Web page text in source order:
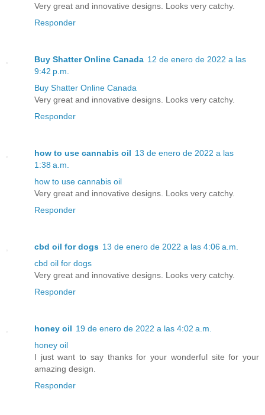
Very great and innovative designs. Looks very catchy.
Responder
Buy Shatter Online Canada 12 de enero de 2022 a las
9:42 p.m.
Buy Shatter Online Canada
Very great and innovative designs. Looks very catchy.
Responder
how to use cannabis oil 13 de enero de 2022 a las
1:38 a.m.
how to use cannabis oil
Very great and innovative designs. Looks very catchy.
Responder
cbd oil for dogs 13 de enero de 2022 a las 4:06 a.m.
cbd oil for dogs
Very great and innovative designs. Looks very catchy.
Responder
honey oil 19 de enero de 2022 a las 4:02 a.m.
honey oil
I just want to say thanks for your wonderful site for your
amazing design.
Responder